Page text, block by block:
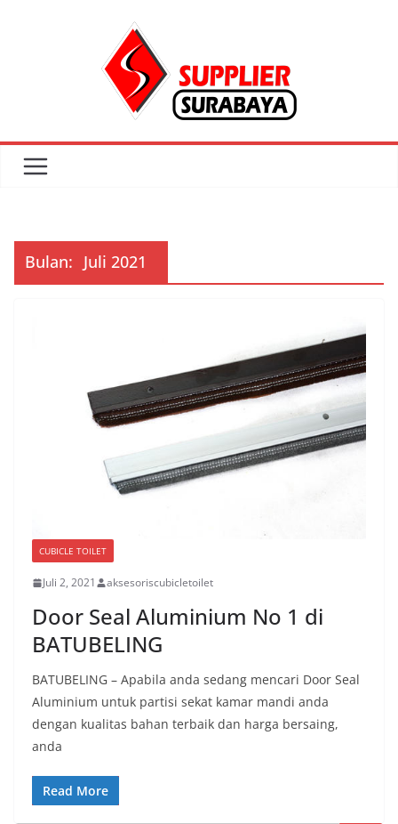
Bulan: Juli 2021
CUBICLE TOILET
Juli 2, 2021 aksesoriscubicletoilet
Door Seal Aluminium No 1 di
BATUBELING
BATUBELING – Apabila anda sedang mencari Door Seal
Aluminium untuk partisi sekat kamar mandi anda
dengan kualitas bahan terbaik dan harga bersaing,
anda
Read More